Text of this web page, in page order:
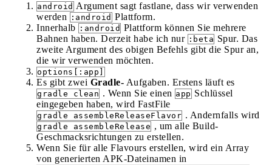
android Argument sagt fastlane, dass wir verwenden
werden
:android Plattform.
Innerhalb :android Plattform können Sie mehrere
Bahnen haben. Derzeit habe ich nur :beta Spur. Das
zweite Argument des obigen Befehls gibt die Spur an,
die wir verwenden möchten.
options[:app]
Es gibt zwei Gradle- Aufgaben. Erstens läuft es
gradle clean . Wenn Sie einen app Schlüssel
eingegeben haben, wird FastFile
gradle assembleReleaseFlavor . Andernfalls wird
gradle assembleRelease , um alle Build-
Geschmacksrichtungen zu erstellen.
Wenn Sie für alle Flavours erstellen, wird ein Array
von generierten APK-Dateinamen in